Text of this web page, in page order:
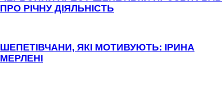
ПРО РІЧНУ ДІЯЛЬНІСТЬ
ШЕПЕТІВЧАНИ, ЯКІ МОТИВУЮТЬ: ІРИНА
МЕРЛЕНІ